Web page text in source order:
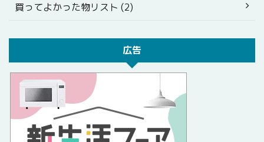
買ってよかった物リスト (2)
広告